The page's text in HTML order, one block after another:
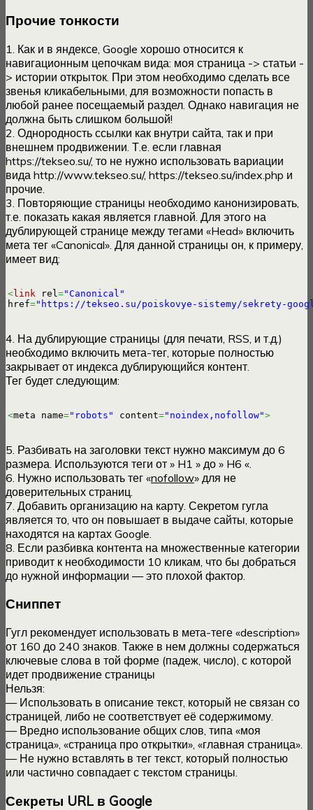
Прочие тонкости
1. Как и в яндексе, Google хорошо относится к
навигационным цепочкам вида: моя страница -> статьи -
> истории открыток. При этом необходимо сделать все
звенья кликабельными, для возможности попасть в
любой ранее посещаемый раздел. Однако навигация не
должна быть слишком большой!
2. Однородность ссылки как внутри сайта, так и при
внешнем продвижении. Т.е. если главная
https://tekseo.su/, то не нужно использовать вариации
вида http://www.tekseo.su/, https://tekseo.su/index.php и
прочие.
3. Повторяющие страницы необходимо канонизировать,
т.е. показать какая является главной. Для этого на
дублирующей странице между тегами «Head» включить
мета тег «Canonical». Для данной страницы он, к примеру,
имеет вид:
<link rel ="Canonical"
href="https://tekseo.su/poiskovye-sistemy/sekrety-
4. На дублирующие страницы (для печати, RSS, и т.д.)
необходимо включить мета-тег, которые полностью
закрывает от индекса дублирующийся контент.
Тег будет следующим:
<meta name="robots" content="noindex,nofollow">
5. Разбивать на заголовки текст нужно максимум до 6
размера. Используются теги от » H1 » до » H6 «.
6. Нужно использовать тег «nofollow» для не
доверительных страниц.
7. Добавить организацию на карту. Секретом гугла
является то, что он повышает в выдаче сайты, которые
находятся на картах Google.
8. Если разбивка контента на множественные категории
приводит к необходимости 10 кликам, что бы добраться
до нужной информации — это плохой фактор.
Сниппет
Гугл рекомендует использовать в мета-теге «description»
от 160 до 240 знаков. Также в нем должны содержаться
ключевые слова в той форме (падеж, число), с которой
идет продвижение страницы
Нельзя:
— Использовать в описание текст, который не связан со
страницей, либо не соответствует её содержимому.
— Вредно использование общих слов, типа «моя
страница», «страница про открытки», «главная страница».
— Не нужно вставлять в тег текст, который полностью
или частично совпадает с текстом страницы.
Секреты URL в Google